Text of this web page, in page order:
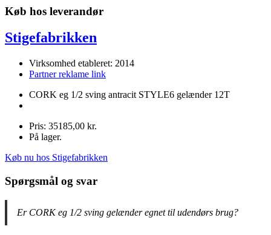
Køb hos leverandør
Stigefabrikken
Virksomhed etableret: 2014
Partner reklame link
CORK eg 1/2 sving antracit STYLE6 gelænder 12T
Pris: 35185,00 kr.
På lager.
Køb nu hos Stigefabrikken
Spørgsmål og svar
Er CORK eg 1/2 sving gelænder egnet til udendørs brug?